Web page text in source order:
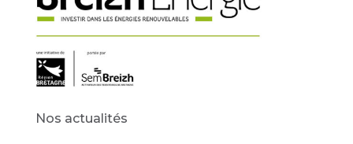
Nos actualités